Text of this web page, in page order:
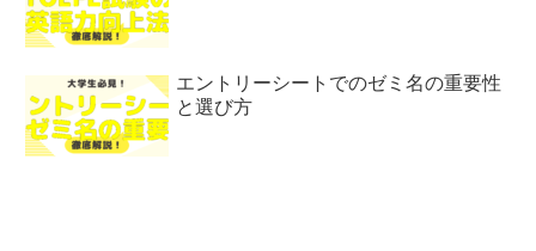
エントリーシートでのゼミ名の重要性
と選び方